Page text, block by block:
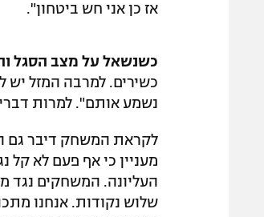
אז כן אני חש ביטחון".
כשנשאל על מצב הסגל והעובדה שיהיו
כשירים. למרבה המזל יש
נשמע אותם". למרות
לקראת המשחק דיבר גם
מעניין כי אף פעם לא קל
העליונה. המשחקים נגד
שלוש נקודות. אנחנו